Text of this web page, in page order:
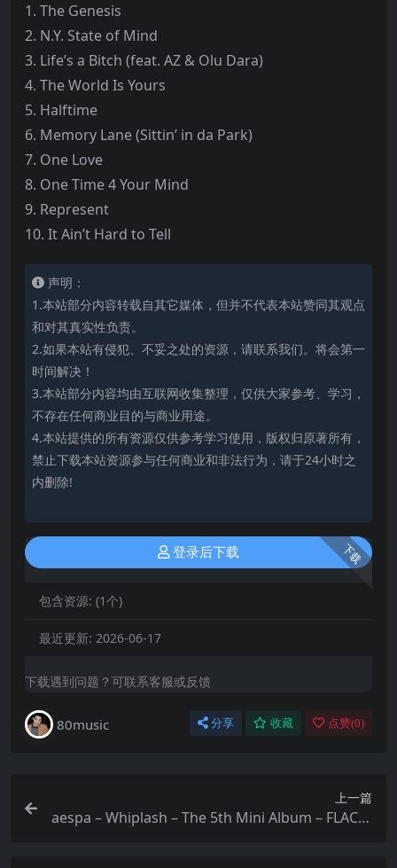
1. The Genesis
2. N.Y. State of Mind
3. Life’s a Bitch (feat. AZ & Olu Dara)
4. The World Is Yours
5. Halftime
6. Memory Lane (Sittin’ in da Park)
7. One Love
8. One Time 4 Your Mind
9. Represent
10. It Ain’t Hard to Tell
声明：
1.本站部分内容转载自其它媒体，但并不代表本站赞同其观点
和对其真实性负责。
2.如果本站有侵犯、不妥之处的资源，请联系我们。将会第一
时间解决！
3.本站部分内容均由互联网收集整理，仅供大家参考、学习，
不存在任何商业目的与商业用途。
4.本站提供的所有资源仅供参考学习使用，版权归原著所有，
禁止下载本站资源参与任何商业和非法行为，请于24小时之
内删除!
下载
登录后下载
包含资源: (1个)
最近更新: 2026-06-17
下载遇到问题？可联系客服或反馈
80music 分享 收藏 点赞(0)
上一篇
aespa – Whiplash – The 5th Mini Album – FLAC分